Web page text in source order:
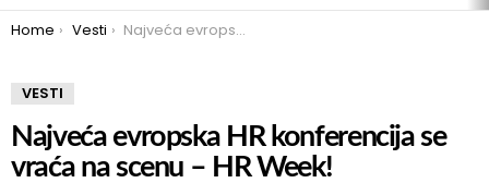
You are here:
Home Vesti Najveća evropska HR konferencija se vraća na scenu – HR Week!
VESTI
Najveća evropska HR konferencija se
vraća na scenu – HR Week!